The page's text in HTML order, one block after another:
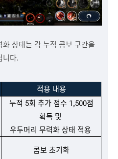
화 상태는 각 누적 콤보 구간을
니다.
적용 내용
누적 5회 추가 점수 1,500점
획득 및
우두머리 무력화 상태 적용
콤보 초기화